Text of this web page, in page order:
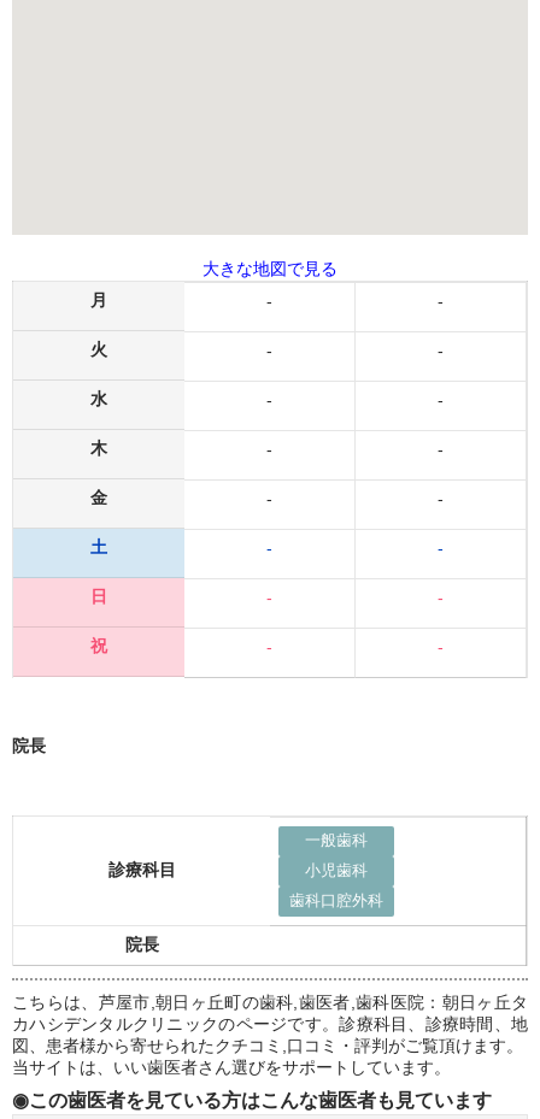
大きな地図で見る
月
火
水
木
金
土
日
祝
-
-
-
-
-
-
-
-
-
-
-
-
-
-
-
-
院長
診療科目
一般歯科
小児歯科
歯科口腔外科
院長
こちらは、芦屋市,朝日ヶ丘町の歯科,歯医者,歯科医院：朝日ヶ丘タ
カハシデンタルクリニックのページです。診療科目、診療時間、地
図、患者様から寄せられたクチコミ,口コミ・評判がご覧頂けます。
当サイトは、いい歯医者さん選びをサポートしています。
◉この歯医者を見ている方はこんな歯医者も見ています